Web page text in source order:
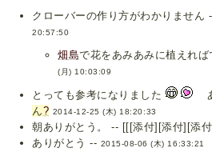
クローバーの作り方がわかりません
20:57:50
畑島で花をあみあみに植えれ
(月) 10:03:09
とっても参考になりました
ん? 2014-12-25 (木) 18:20:33
朝ありがとう。 -- [[[添付][添付][添
ありがとう -- 2015-08-06 (木) 16:33:21